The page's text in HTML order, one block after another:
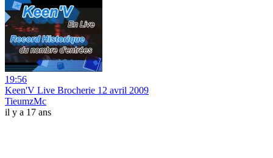
19:56
Keen'V Live Brocherie 12 avril 2009
TieumzMc
il y a 17 ans